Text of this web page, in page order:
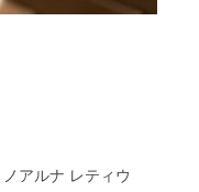
アルナ レティウ